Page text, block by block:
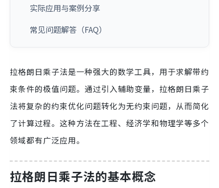
实际应用与案例分享
常见问题解答（FAQ）
拉格朗日乘子法是一种强大的数学工具，用于求解带约
束条件的极值问题。通过引入辅助变量，拉格朗日乘子
法将复杂的约束优化问题转化为无约束问题，从而简化
了计算过程。这种方法在工程、经济学和物理学等多个
领域都有广泛应用。
拉格朗日乘子法的基本概念